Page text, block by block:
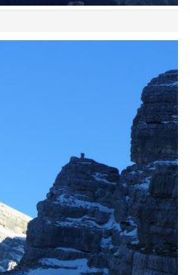
g
a
t